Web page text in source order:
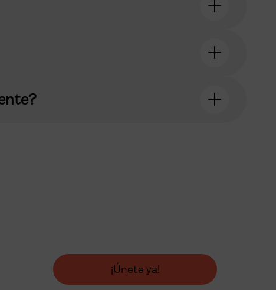
¡Únete ya!